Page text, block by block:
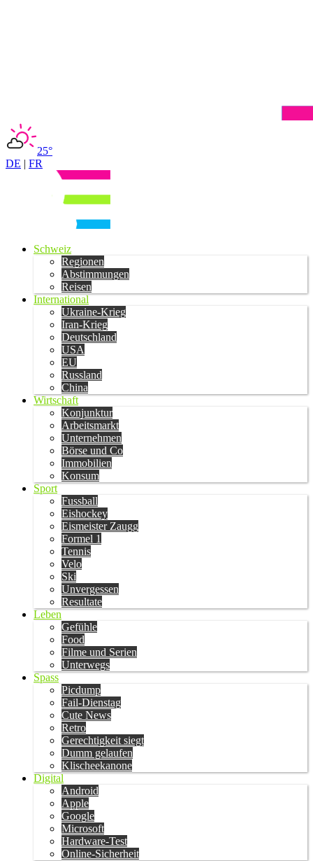
25°
DE | FR
Schweiz
Regionen
Abstimmungen
Reisen
International
Ukraine-Krieg
Iran-Krieg
Deutschland
USA
EU
Russland
China
Wirtschaft
Konjunktur
Arbeitsmarkt
Unternehmen
Börse und Co
Immobilien
Konsum
Sport
Fussball
Eishockey
Eismeister Zaugg
Formel 1
Tennis
Velo
Ski
Unvergessen
Resultate
Leben
Gefühle
Food
Filme und Serien
Unterwegs
Spass
Picdump
Fail-Dienstag
Cute News
Retro
Gerechtigkeit siegt
Dumm gelaufen
Klischeekanone
Digital
Android
Apple
Google
Microsoft
Hardware-Test
Online-Sicherheit